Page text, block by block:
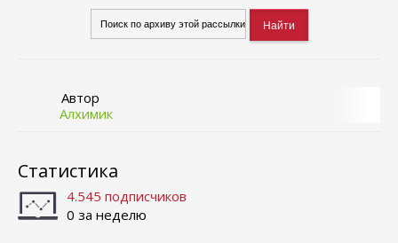
Автор
Алхимик
Статистика
4.545 подписчиков
0 за неделю